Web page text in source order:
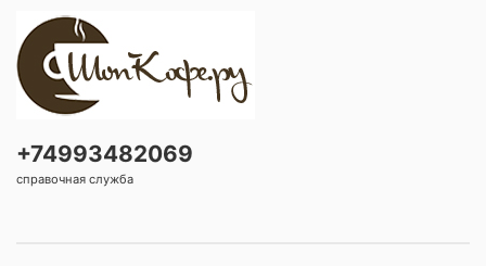
+74993482069
справочная служба